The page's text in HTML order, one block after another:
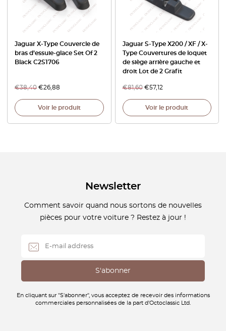
Jaguar X-Type Couvercle de
bras d’essuie-glace Set Of 2
Black C2S1706
€38,40 €26,88
Voir le produit
Jaguar S-Type X200 / XF / X-
Type Couvertures de loquet
de siège arrière gauche et
droit Lot de 2 Grafit
€81,60 €57,12
Voir le produit
Newsletter
Comment savoir quand nous sortons de nouvelles
pièces pour votre voiture ? Restez à jour !
En cliquant sur "S'abonner", vous acceptez de recevoir des informations
commerciales personnalisées de la part d'Octoclassic Ltd.